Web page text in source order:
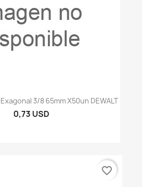
3/8 65mm X50un DEWALT
0,73 USD
favorite_border